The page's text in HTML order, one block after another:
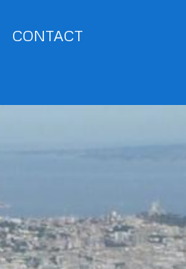
CONTACT